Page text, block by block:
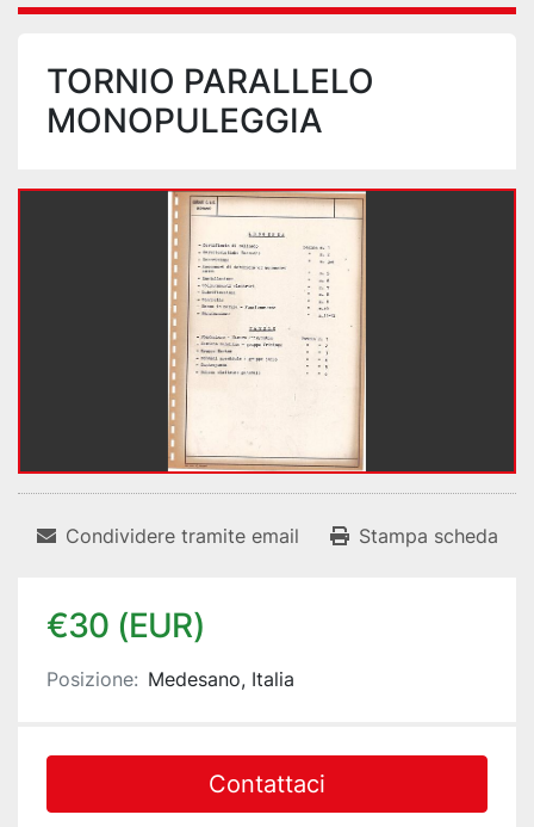
TORNIO PARALLELO
MONOPULEGGIA
Condividere tramite email Stampa scheda
€30 (EUR)
Posizione: Medesano, Italia
Contattaci